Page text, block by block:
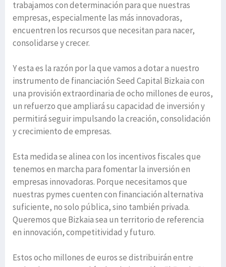
trabajamos con determinación para que nuestras
empresas, especialmente las más innovadoras,
encuentren los recursos que necesitan para nacer,
consolidarse y crecer.
Y esta es la razón por la que vamos a dotar a nuestro
instrumento de financiación Seed Capital Bizkaia con
una provisión extraordinaria de ocho millones de euros,
un refuerzo que ampliará su capacidad de inversión y
permitirá seguir impulsando la creación, consolidación
y crecimiento de empresas.
Esta medida se alinea con los incentivos fiscales que
tenemos en marcha para fomentar la inversión en
empresas innovadoras. Porque necesitamos que
nuestras pymes cuenten con financiación alternativa
suficiente, no solo pública, sino también privada.
Queremos que Bizkaia sea un territorio de referencia
en innovación, competitividad y futuro.
Estos ocho millones de euros se distribuirán entre